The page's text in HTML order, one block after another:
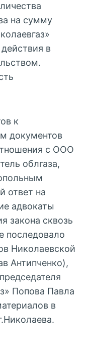
на сумму
в
к
документов
с ООО
облгаза,
ответ на
адвокаты
закона сквозь
последовало
Николаевской
Антипченко),
Попова Павла
в